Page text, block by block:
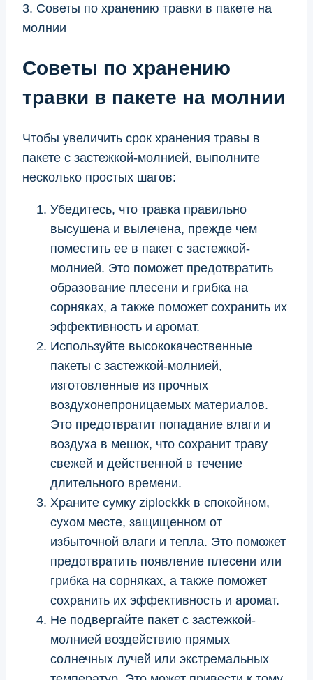
3. Советы по хранению травки в пакете на
молнии
Советы по хранению
травки в пакете на молнии
Чтобы увеличить срок хранения травы в
пакете с застежкой-молнией, выполните
несколько простых шагов:
Убедитесь, что травка правильно
высушена и вылечена, прежде чем
поместить ее в пакет с застежкой-
молнией. Это поможет предотвратить
образование плесени и грибка на
сорняках, а также поможет сохранить их
эффективность и аромат.
Используйте высококачественные
пакеты с застежкой-молнией,
изготовленные из прочных
воздухонепроницаемых материалов.
Это предотвратит попадание влаги и
воздуха в мешок, что сохранит траву
свежей и действенной в течение
длительного времени.
Храните сумку ziplockkk в спокойном,
сухом месте, защищенном от
избыточной влаги и тепла. Это поможет
предотвратить появление плесени или
грибка на сорняках, а также поможет
сохранить их эффективность и аромат.
Не подвергайте пакет с застежкой-
молнией воздействию прямых
солнечных лучей или экстремальных